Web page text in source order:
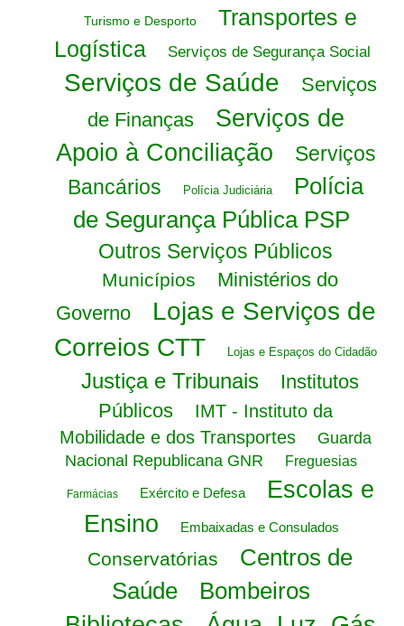
Turismo e Desporto
Transportes e
Logística
Serviços de Segurança Social
Serviços de Saúde
Serviços
de Finanças
Serviços de
Apoio à Conciliação
Serviços
Bancários
Polícia Judiciária
Polícia
de Segurança Pública PSP
Outros Serviços Públicos
Municípios
Ministérios do
Governo
Lojas e Serviços de
Correios CTT
Lojas e Espaços do Cidadão
Justiça e Tribunais
Institutos
Públicos
IMT - Instituto da
Mobilidade e dos Transportes
Guarda
Nacional Republicana GNR
Freguesias
Farmácias Exército e Defesa
Escolas e
Ensino
Embaixadas e Consulados
Conservatórias
Centros de
Saúde
Bombeiros